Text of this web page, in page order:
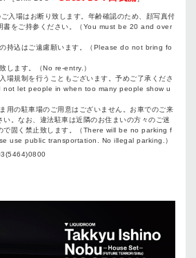
入場はお断り致します。年齢確認のため、顔写真付
書をご持参ください。（You must be 20 and over
持込はご遠慮願います。（Please do not bring fo
します。（No re-entry.）
場規制を行うこともございます。予めご了承くださ
not let people in when too many people show u
用の駐車場のご用意はございません。お車でのご来
い。なお、違法駐車は近隣のお住まいの方々のご迷
で固く禁止致します。（There will be no parking f
use public transportation. No illegal parking.）